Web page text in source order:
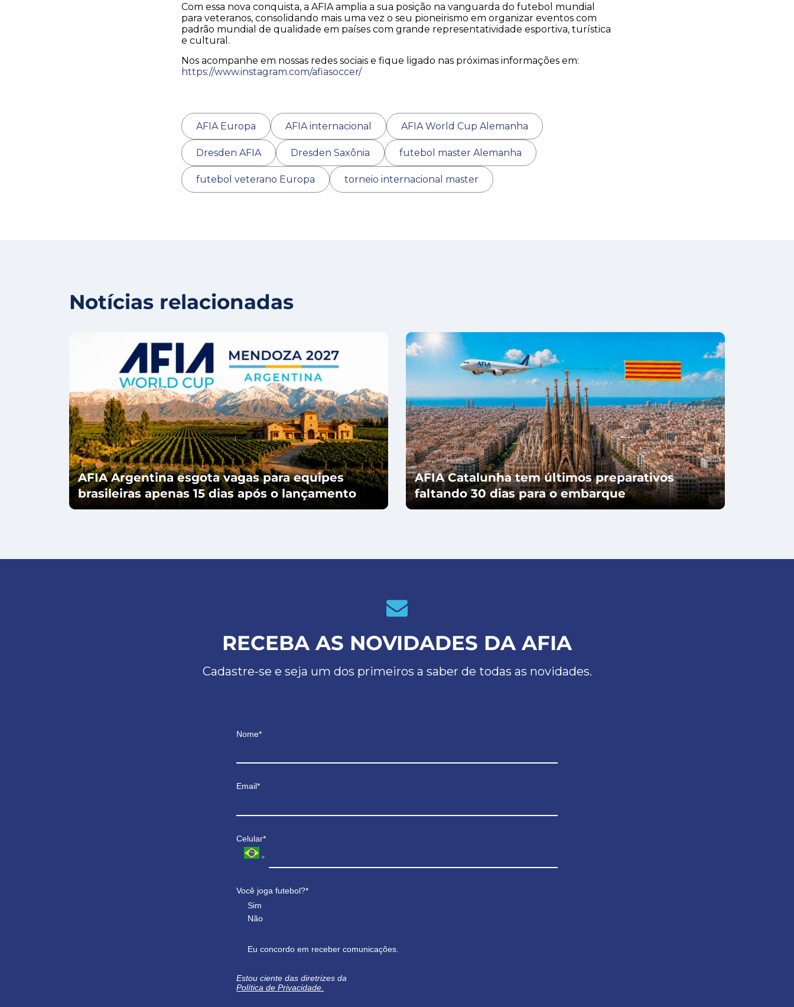
Com essa nova conquista, a AFIA amplia a sua posição na vanguarda do futebol mundial
para veteranos, consolidando mais uma vez o seu pioneirismo em organizar eventos com
padrão mundial de qualidade em países com grande representatividade esportiva, turística
e cultural.
Nos acompanhe em nossas redes sociais e fique ligado nas próximas informações em:
https://www.instagram.com/afiasoccer/
AFIA Europa AFIA internacional AFIA World Cup Alemanha
Dresden AFIA Dresden Saxônia futebol master Alemanha
futebol veterano Europa torneio internacional master
Notícias relacionadas
AFIA Argentina esgota vagas para equipes
brasileiras apenas 15 dias após o lançamento
AFIA Catalunha tem últimos preparativos
faltando 30 dias para o embarque
RECEBA AS NOVIDADES DA AFIA
Cadastre-se e seja um dos primeiros a saber de todas as novidades.
Nome*
Email*
Celular*
Você joga futebol?*
Sim
Não
Eu concordo em receber comunicações.
Estou ciente das diretrizes da
Política de Privacidade.